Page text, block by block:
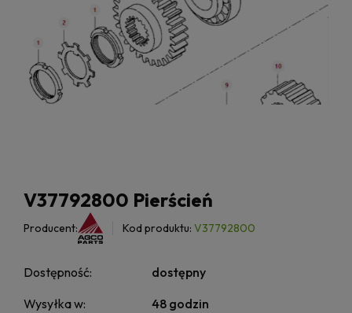
V37792800 Pierścień
Producent: Kod produktu: V37792800
Dostępność:
dostępny
Wysyłka w:
48 godzin